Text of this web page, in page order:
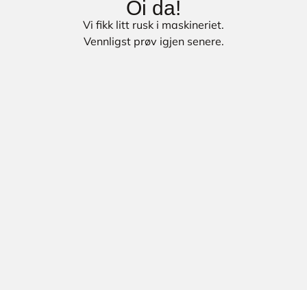
Oi da!
Vi fikk litt rusk i maskineriet.
Vennligst prøv igjen senere.